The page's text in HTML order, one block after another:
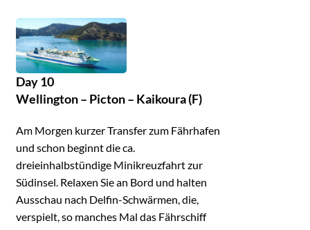
Day 10
Wellington – Picton – Kaikoura (F)
Am Morgen kurzer Transfer zum Fährhafen
und schon beginnt die ca.
dreieinhalbstündige Minikreuzfahrt zur
Südinsel. Relaxen Sie an Bord und halten
Ausschau nach Delfin-Schwärmen, die,
verspielt, so manches Mal das Fährschiff